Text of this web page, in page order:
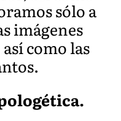
sólo a
imágenes
como las